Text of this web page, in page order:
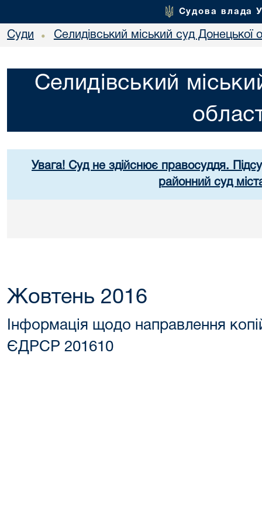
Судова влада
Суди • Селидівський міський суд Донецької
Селидівський
Увага! Суд не здійснює правосуддя.
районний суд
Жовтень 2016
Інформація щодо направлення
ЄДРСР 201610